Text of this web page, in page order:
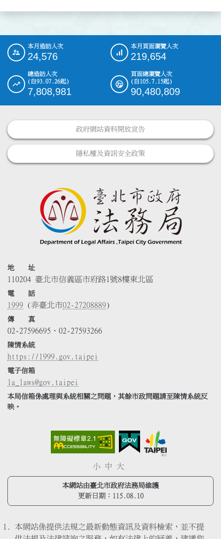
::: 本月造訪人次
24,576
本月頁面瀏覽人次
219,654
總造訪人次
(自93.07.26起)
7,808,981
頁面總瀏覽人次
(自105.7.15起)
90,480,809
政府網站資料開放宣告
隱私權及資訊安全政策
地 址
110204 臺北市信義區市府路1號8樓東北區
電 話
1999 (非臺北市02-27208889)
傳 真
02-27596695、02-27593266
陳情系統
https://1999.gov.taipei
電子信箱
la_laws@gov.taipei
本局信箱係處理與系統相關之問題，其餘市政問題請至陳情系統反
映。
小 中 大
本網站由臺北市政府法務局維護
更新日期： 115.08.10
本網站係提供法規之最新動態資訊及資料檢索，並不提